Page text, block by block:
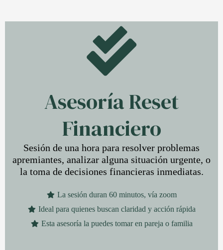
Asesoría Reset
Financiero
Sesión de una hora para resolver problemas
apremiantes, analizar alguna situación urgente, o
la toma de decisiones financieras inmediatas.
La sesión duran 60 minutos, vía zoom
Ideal para quienes buscan claridad y acción rápida
Esta asesoría la puedes tomar en pareja o familia